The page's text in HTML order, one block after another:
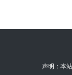
声明：本